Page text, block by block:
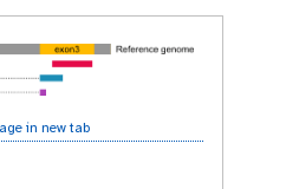
in new tab